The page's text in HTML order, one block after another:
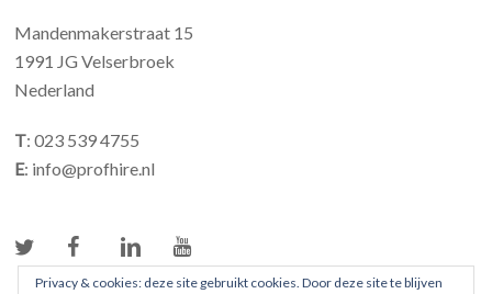
Mandenmakerstraat 15
1991 JG Velserbroek
Nederland
T: 023 539 4755
E: info@profhire.nl
Privacy & cookies: deze site gebruikt cookies. Door deze site te blijven